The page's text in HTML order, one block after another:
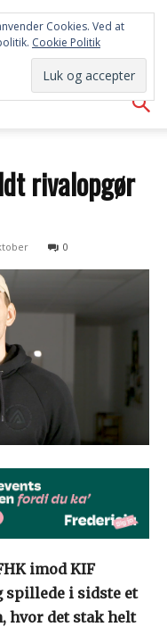
rivalopgør
0
imod KIF
spillede i sidste et
hvor det stak helt
Cookies. Ved at
Cookie Politik